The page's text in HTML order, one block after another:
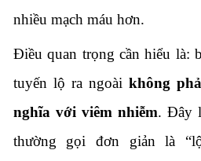
nhiều mạch máu hơn.
Điều quan trọng cần hiểu là:
tuyến lộ ra ngoài không
nghĩa với viêm nhiễm. Đây
thường gọi đơn giản là